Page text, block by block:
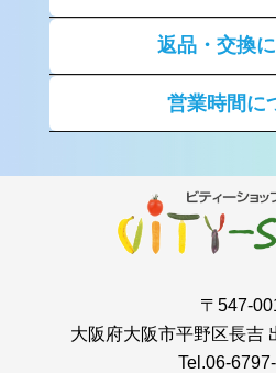
返品・交換
営業時間に
〒547-
大阪府大阪市平野区長吉
Tel.06-